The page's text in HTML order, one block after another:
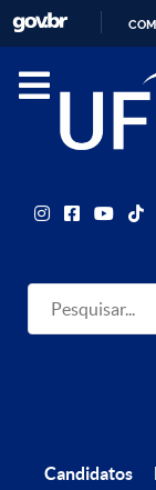
Candidatos
Pesquisar